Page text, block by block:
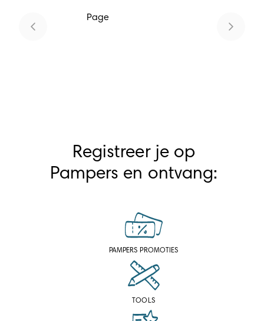
Page
Registreer je op
Pampers en ontvang:
PAMPERS PROMOTIES
TOOLS